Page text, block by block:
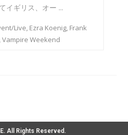
イギリス、オー ...
Live, Ezra Koenig, Frank
,Vampire Weekend
All Rights Reserved.